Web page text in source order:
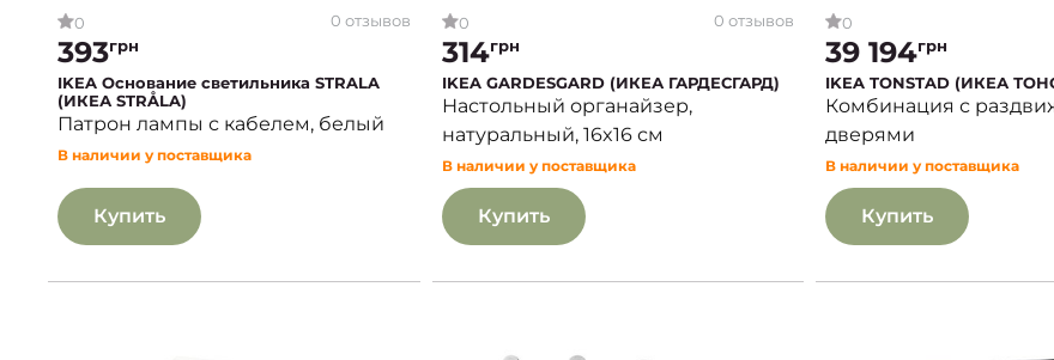
0 0 отзывов
393грн
IKEA Основание светильника STRALA
(ИКЕА STRÅLA)
Патрон лампы с кабелем, белый
В наличии у поставщика
Купить
0 0 отзывов
314грн
IKEA GARDESGARD (ИКЕА ГАРДЕСГАРД)
Настольный органайзер,
натуральный, 16x16 см
В наличии у поставщика
Купить
0
39 194грн
IKEA TONSTAD (ИКЕА
Комбинация с
дверями
В наличии у поставщика
Купить